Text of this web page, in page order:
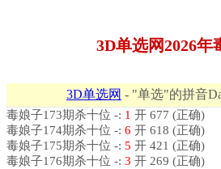
3D单选网2026
3D单选网 - "单选"的拼音
毒娘子173期杀十位 -: 1 开 677 (正确)
毒娘子174期杀十位 -: 6 开 618 (正确)
毒娘子175期杀十位 -: 5 开 421 (正确)
毒娘子176期杀十位 -: 3 开 269 (正确)